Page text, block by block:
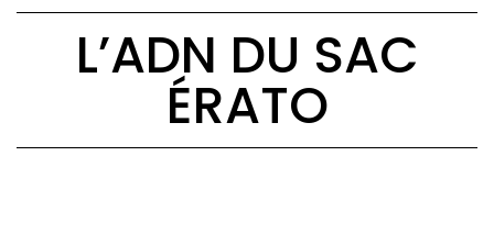
L’ADN DU SAC
ÉRATO